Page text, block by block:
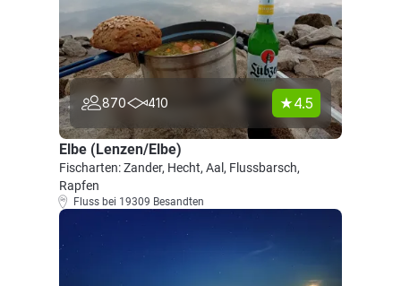
870 410 4.5
Elbe (Lenzen/Elbe)
Fischarten: Zander, Hecht, Aal, Flussbarsch,
Rapfen
Fluss bei 19309 Besandten